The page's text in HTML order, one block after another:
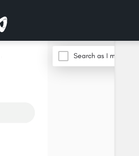
Search as I move